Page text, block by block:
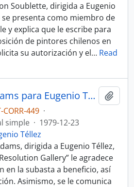
Soublette, dirigida a Eugenio
presenta como miembro de
y explica que le escribe para
de pintores chilenos en
su autorización y el… Read
Carta de Jim Adams para Eugenio Téllez.
CORR-449 ·
simple · 1979-12-23
Téllez
dirigida a Eugenio Téllez,
Gallery” le agradece
en la subasta a beneficio, así
Asimismo, se le comunica